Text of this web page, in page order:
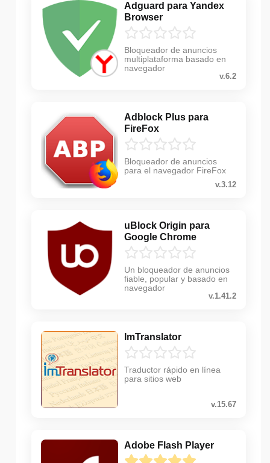
Adguard para Yandex
Browser
Bloqueador de anuncios
multiplataforma basado en
navegador
v.6.2
Adblock Plus para
FireFox
Bloqueador de anuncios
para el navegador FireFox
v.3.12
uBlock Origin para
Google Chrome
Un bloqueador de anuncios
fiable, popular y basado en
navegador
v.1.41.2
ImTranslator
Traductor rápido en línea
para sitios web
v.15.67
Adobe Flash Player